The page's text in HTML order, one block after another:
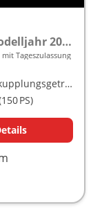
FR / 10 J. Garantie 200.000 KM Modelljahr 2027 2.0 TDI 150PS DSG frei konfigurierbar!
Tageszulassung
Doppelkupplungsgetriebe (DSG)
PS)